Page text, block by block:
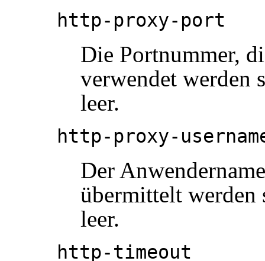
http-proxy-port
Die Portnummer,
verwendet werden
leer.
http-proxy-
Der
übermittelt werden
leer.
http-timeout